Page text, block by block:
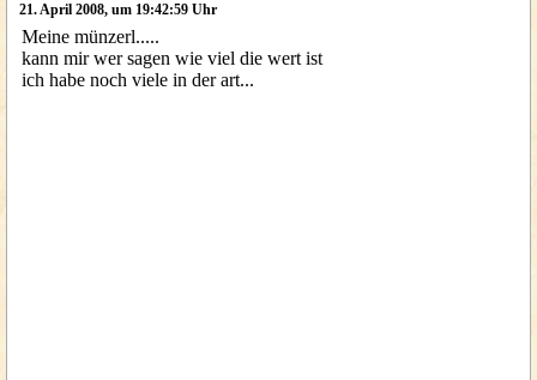
21. April 2008, um 19:42:59 Uhr
Meine münzerl.....
kann mir wer sagen wie viel die wert ist
ich habe noch viele in der art...